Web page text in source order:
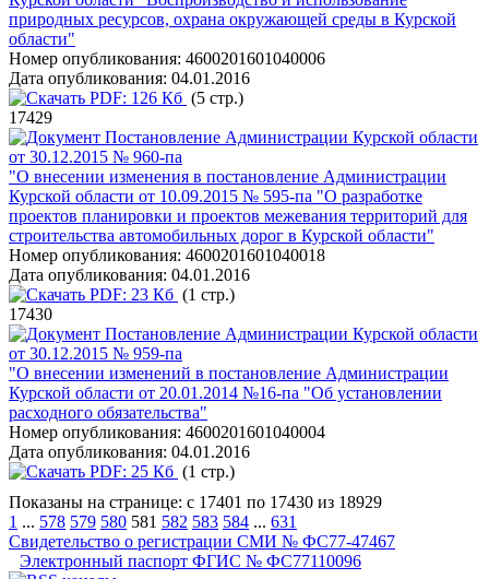
природных ресурсов, охрана окружающей среды в Курской
области"
Номер опубликования: 4600201601040006
Дата опубликования: 04.01.2016
PDF: 126 Кб (5 стр.)
17429
Постановление Администрации Курской области
от 30.12.2015 № 960-па
"О внесении изменения в постановление Администрации
Курской области от 10.09.2015 № 595-па "О разработке
проектов планировки и проектов межевания территорий для
строительства автомобильных дорог в Курской области"
Номер опубликования: 4600201601040018
Дата опубликования: 04.01.2016
PDF: 23 Кб (1 стр.)
17430
Постановление Администрации Курской области
от 30.12.2015 № 959-па
"О внесении изменений в постановление Администрации
Курской области от 20.01.2014 №16-па "Об установлении
расходного обязательства"
Номер опубликования: 4600201601040004
Дата опубликования: 04.01.2016
PDF: 25 Кб (1 стр.)
Показаны на странице: с 17401 по 17430 из 18929
1 ... 578 579 580 581 582 583 584 ... 631
Свидетельство о регистрации СМИ № ФС77-47467
Электронный паспорт ФГИС № ФС77110096